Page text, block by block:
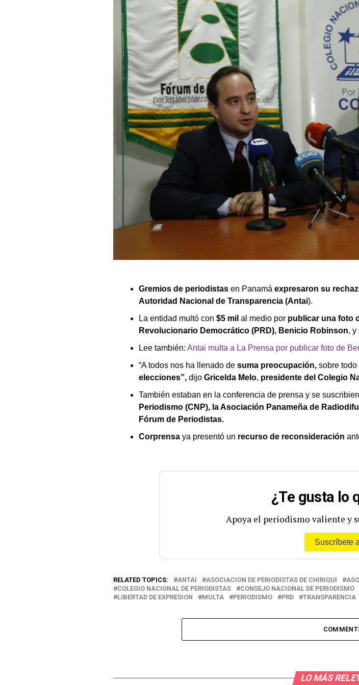
Gremios de periodistas en Panamá expresaron su
Autoridad Nacional de Transparencia (Antai).
La entidad multó con $5 mil al medio por publicar una foto
Revolucionario Democrático (PRD), Benicio Robinson, y
Lee también: Antai multa a La Prensa por publicar foto de
“A todos nos ha llenado de suma preocupación, sobre
elecciones”, dijo Gricelda Melo, presidente del Colegio
También estaban en la conferencia de prensa y se
Periodismo (CNP), la Asociación Panameña de
Fórum de Periodistas.
Corprensa ya presentó un recurso de reconsideración
¿Te gusta lo
Apoya el periodismo valiente y
Suscríbete
RELATED TOPICS: ANTAI ASOCIACION DE PERIODISTAS DE CHIRIQUI
COLEGIO NACIONAL DE PERIODISTAS
CONSEJO NACIONAL DE PERIODISMO
LIBERTAD DE EXPRESION
MULTA PERIODISMO PRD TRANSPARENCIA
LO MÁS